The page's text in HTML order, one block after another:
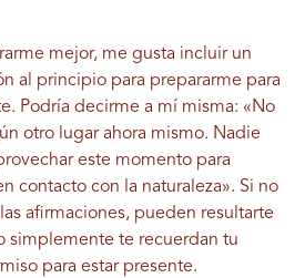
mejor, me gusta incluir un
al principio para prepararme para
Podría decirme a mí misma: «No
otro lugar ahora mismo. Nadie
este momento para
contacto con la naturaleza». Si no
afirmaciones, pueden resultarte
simplemente te recuerdan tu
para estar presente.